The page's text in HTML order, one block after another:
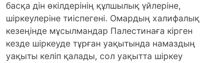
басқа дін өкілдерінің құлшылық үйлеріне,
шіркеулеріне тиіспегені. Омардың халифалық
кезеңінде мұсылмандар Палестинаға кірген
кезде шіркеуде тұрған уақытында намаздың
уақыты келіп қалады, сол уақытта шіркеу